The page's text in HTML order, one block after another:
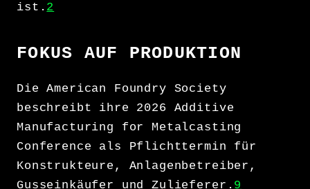
ist. 2
FOKUS AUF PRODUKTION
Die American Foundry Society
beschreibt ihre 2026 Additive
Manufacturing for Metalcasting
Conference als Pflichttermin für
Konstrukteure, Anlagenbetreiber,
Gusseinkäufer und Zulieferer. 9